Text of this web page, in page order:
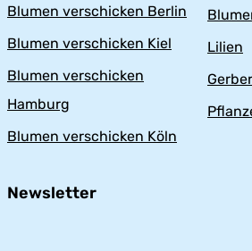
Blumen verschicken Berlin
Blumen verschicken Kiel
Blumen verschicken
Hamburg
Blumen verschicken Köln
Lilien
Newsletter